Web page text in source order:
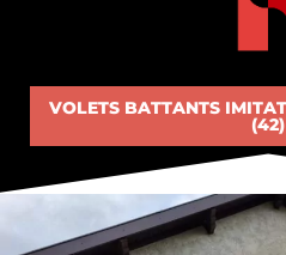
VOLETS BATTANTS
(42)